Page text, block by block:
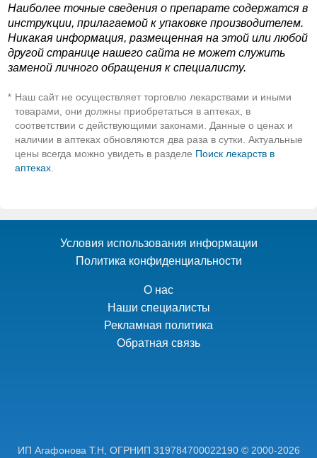
Наиболее точные сведения о препарате содержатся в
инструкции, прилагаемой к упаковке производителем.
Никакая информация, размещенная на этой или любой
другой странице нашего сайта не может служить
заменой личного обращения к специалисту.
* Наш сайт не осуществляет торговлю лекарствами и иными
товарами, они должны приобретаться в аптеках, в
соответствии с действующими законами. Данные о ценах и
наличии в аптеках обновляются два раза в сутки. Актуальные
цены всегда можно увидеть в разделе Поиск лекарств в
аптеках
Условия использования информации
Политика конфиденциальности
О нас
Наши специалисты
Рекламная политика
Обратная связь
ИП Агафонова Т.Н, ОГРНИП 319784700022190 © 2000-2026